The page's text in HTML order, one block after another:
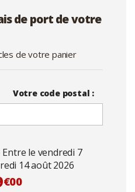
de port de votre
de votre panier
Votre code postal :
Entre le vendredi 7
14 août 2026
€00